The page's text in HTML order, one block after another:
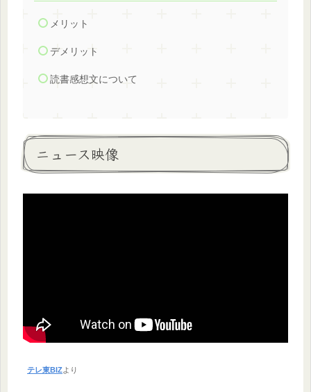
メリット
デメリット
読書感想文について
ニュース映像
テレ東BIZより